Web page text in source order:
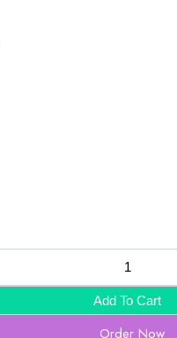
Add To Cart
Order Now